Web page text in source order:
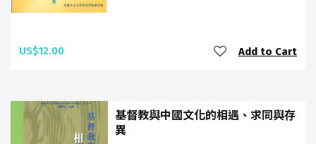
US$12.00 Add to Cart
基督教與中國文化的相遇、求同與存
異